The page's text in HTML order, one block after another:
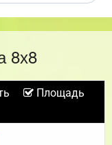
8х8
Площадь